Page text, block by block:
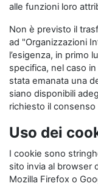
alle funzioni loro
Non è previsto il
ad "Organizzazioni
l’esigenza, in primo
specifica, nel caso
stata emanata una
siano disponibili
richiesto il
Uso dei
I cookie sono
sito invia al browser
Mozilla Firefox o